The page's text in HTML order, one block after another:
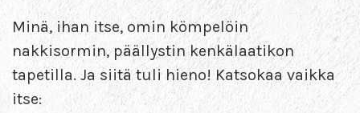
Minä, ihan itse, omin kömpelöin
nakkisormin, päällystin kenkälaatikon
tapetilla. Ja siitä tuli hieno! Katsokaa vaikka
itse: